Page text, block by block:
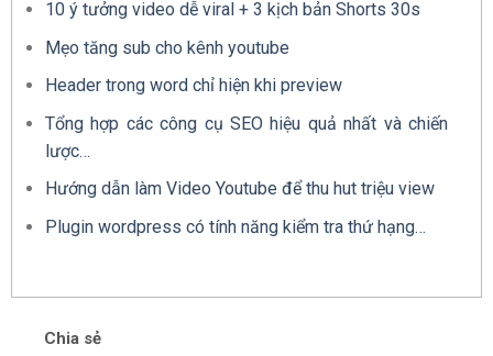
10 ý tưởng video dễ viral + 3 kịch bản Shorts 30s
Mẹo tăng sub cho kênh youtube
Header trong word chỉ hiện khi preview
Tổng hợp các công cụ SEO hiệu quả nhất và chiến
lược…
Hướng dẫn làm Video Youtube để thu hut triệu view
Plugin wordpress có tính năng kiểm tra thứ hạng…
Chia sẻ